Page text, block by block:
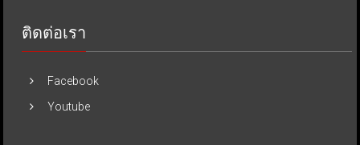
ติดต่อเรา
Facebook
Youtube